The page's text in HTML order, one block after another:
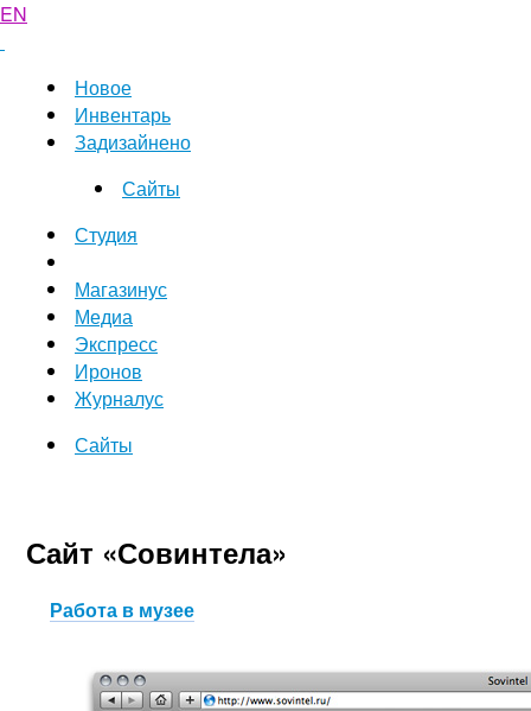
EN
Новое
Инвентарь
Задизайнено
Сайты
Студия
Магазинус
Медиа
Экспресс
Иронов
Журналус
Сайты
Сайт «Совинтела»
Работа в музее